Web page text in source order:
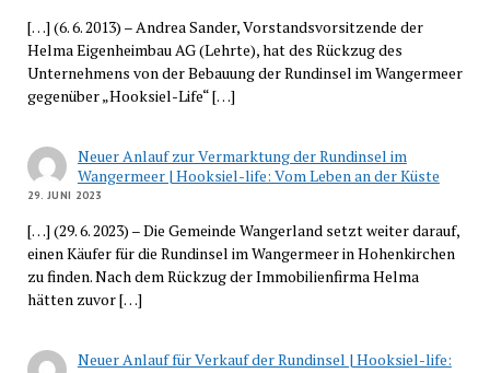
[…] (6. 6. 2013) – Andrea Sander, Vorstandsvorsitzende der
Helma Eigenheimbau AG (Lehrte), hat des Rückzug des
Unternehmens von der Bebauung der Rundinsel im Wangermeer
gegenüber „Hooksiel-Life“ […]
Neuer Anlauf zur Vermarktung der Rundinsel im
Wangermeer | Hooksiel-life: Vom Leben an der Küste
29. JUNI 2023
[…] (29. 6. 2023) – Die Gemeinde Wangerland setzt weiter darauf,
einen Käufer für die Rundinsel im Wangermeer in Hohenkirchen
zu finden. Nach dem Rückzug der Immobilienfirma Helma
hätten zuvor […]
Neuer Anlauf für Verkauf der Rundinsel | Hooksiel-life: